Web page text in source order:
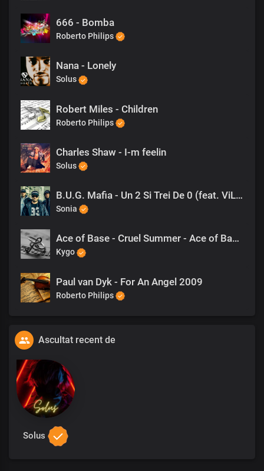
666 - Bomba
Roberto Philips
Nana - Lonely
Solus
Robert Miles - Children
Roberto Philips
Charles Shaw - I-m feelin
Solus
B.U.G. Mafia - Un 2 Si Trei De 0 (feat. ViLLy) (Prod. Tata Vlad)
Sonia
Ace of Base - Cruel Summer - Ace of Base (Official)
Kygo
Paul van Dyk - For An Angel 2009
Roberto Philips
Ascultat recent de
Solus